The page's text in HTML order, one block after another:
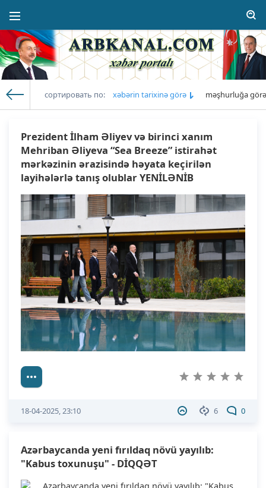
сортировать по: xəbərin tarixinə görə məşhurluğa
Prezident İlham Əliyev və birinci xanım
Mehriban Əliyeva “Sea Breeze” istirahət
mərkəzinin ərazisində həyata keçirilən
layihələrlə tanış olublar YENİLƏNİB
6 0
18-04-2025, 23:10
Azərbaycanda yeni fırıldaq növü yayılıb:
"Kabus toxunuşu" - DİQQƏT